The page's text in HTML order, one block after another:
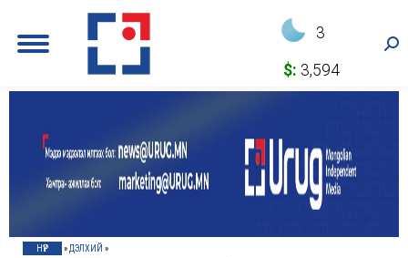
3
$: 3,594
НҮҮР »ДЭЛХИЙ »